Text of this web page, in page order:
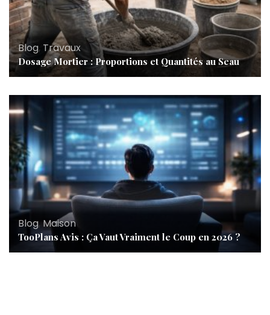
Blog, Travaux
Dosage Mortier : Proportions et Quantités au Seau
Blog,Maison
TooPlans Avis : Ça Vaut Vraiment le Coup en 2026 ?